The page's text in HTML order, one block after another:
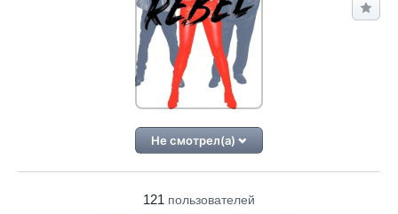
Не смотрел(а)
121 пользователей